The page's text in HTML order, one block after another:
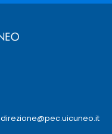
direzione@pec.uicuneo.it